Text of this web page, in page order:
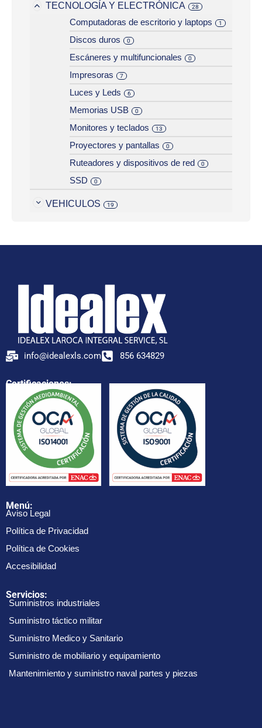
TECNOLOGÍA Y ELECTRÓNICA 28
Computadoras de escritorio y laptops 1
Discos duros 0
Escáneres y multifuncionales 0
Impresoras 7
Luces y Leds 6
Memorias USB 0
Monitores y teclados 13
Proyectores y pantallas 0
Ruteadores y dispositivos de red 0
SSD 0
VEHICULOS 19
info@idealexls.com 856 634829
Certificaciones:
Menú:
Aviso Legal
Política de Privacidad
Política de Cookies
Accesibilidad
Servicios:
Suministros industriales
Suministro táctico militar
Suministro Medico y Sanitario
Suministro de mobiliario y equipamiento
Mantenimiento y suministro naval partes y piezas